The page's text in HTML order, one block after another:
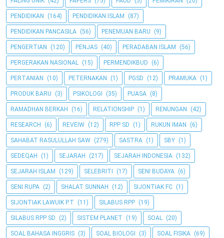
PENDIDIKAN (164) PENDIDIKAN ISLAM (87)
PENDIDIKAN PANCASILA (56) PENEMUAN BARU (9)
PENGERTIAN (120) PENJAS (40) PERADABAN ISLAM (56)
PERGERAKAN NASIONAL (15) PERMENDIKBUD (6)
PERTANIAN (10) PETERNAKAN (1) PGSD (12) PRAMUKA (1)
PRODUK BARU (3) PSIKOLOGI (35) PUASA (8)
RAMADHAN BERKAH (16) RELATIONSHIP (1) RENUNGAN (42)
RESEARCH (6) REVEIW (12) RPP SD (1) RUKUN IMAN (6)
SAHABAT RASULULLAH SAW (279) SASTRA (1) SBY (1)
SEDEQAH (1) SEJARAH (217) SEJARAH INDONESIA (132)
SEJARAH ISLAM (129) SELEBRITI (17) SENI BUDAYA (6)
SENI RUPA (2) SHALAT SUNNAH (12) SIJONTIAK FC (1)
SIJONTIAK LAWUIK P.T (11) SILABUS RPP (19)
SILABUS RPP SD (2) SISTEM PLANET (19) SOAL (20)
SOAL BAHASA INGGRIS (3) SOAL BIOLOGI (3) SOAL FISIKA (69)